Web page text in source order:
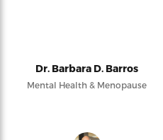
Dr. Barbara D. Barros
Mental Health & Menopause